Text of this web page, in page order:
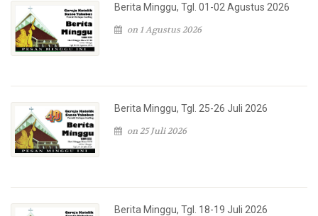
Berita Minggu, Tgl. 01-02 Agustus 2026
on 1 Agustus 2026
Berita Minggu, Tgl. 25-26 Juli 2026
on 25 Juli 2026
Berita Minggu, Tgl. 18-19 Juli 2026